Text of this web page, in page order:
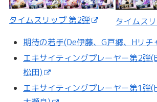
タイムスリップ 第2弾
タイムス
期待の若手(De伊藤、G戸郷、Hリチ
エキサイティングプレーヤー第2弾
松田)
エキサイティングプレーヤー第1弾